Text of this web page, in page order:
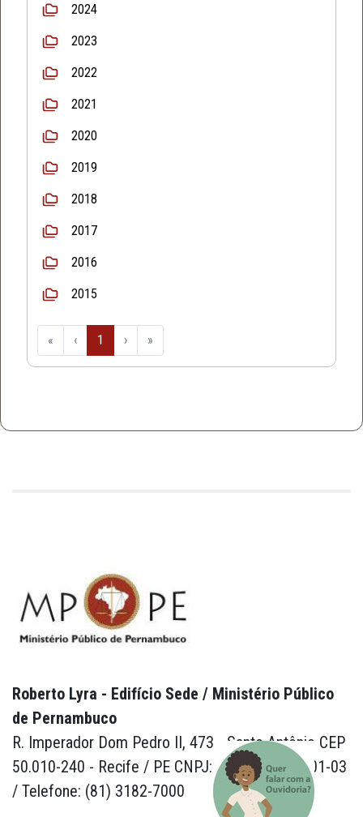
2024
2023
2022
2021
2020
2019
2018
2017
2016
2015
« ‹ 1 › »
Roberto Lyra - Edifício Sede / Ministério Público
de Pernambuco
R. Imperador Dom Pedro II, 473 - Santo Antônio CEP
50.010-240 - Recife / PE CNPJ: 24.417.065/0001-03
/ Telefone: (81) 3182-7000